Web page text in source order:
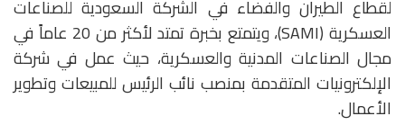
لقطاع الطيران والفضاء في الشركة السعودية للصناعات
العسكرية (SAMI)، ويتمتع بخبرة تمتد لأكثر من 20 عاماً في
مجال الصناعات المدنية والعسكرية، حيث عمل في شركة
الإلكترونيات المتقدمة بمنصب نائب الرئيس للمبيعات وتطوير
الأعمال.